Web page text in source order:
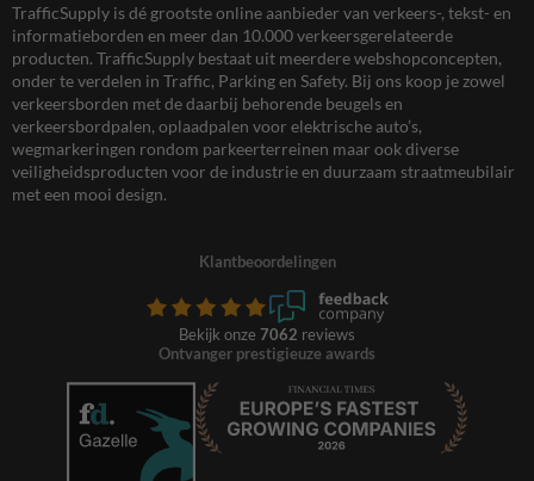
TrafficSupply is dé grootste online aanbieder van verkeers-, tekst- en
informatieborden en meer dan 10.000 verkeersgerelateerde
producten. TrafficSupply bestaat uit meerdere webshopconcepten,
onder te verdelen in Traffic, Parking en Safety. Bij ons koop je zowel
verkeersborden met de daarbij behorende beugels en
verkeersbordpalen, oplaadpalen voor elektrische auto’s,
wegmarkeringen rondom parkeerterreinen maar ook diverse
veiligheidsproducten voor de industrie en duurzaam straatmeubilair
met een mooi design.
Klantbeoordelingen
Bekijk onze 7062 reviews
Ontvanger prestigieuze awards